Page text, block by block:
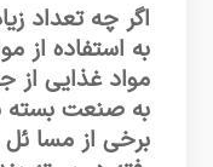
اگر چه تعداد
به استفاده از
مواد غذایی از
به صنعت بسته
برخی از مسا